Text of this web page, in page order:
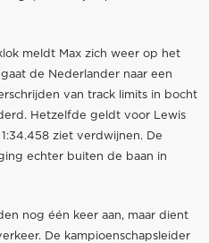
meldt Max zich weer op het
de Nederlander naar een
van track limits in bocht
Hetzelfde geldt voor Lewis
ziet verdwijnen. De
echter buiten de baan in
nog één keer aan, maar dient
De kampioenschapsleider